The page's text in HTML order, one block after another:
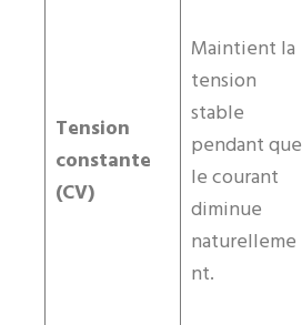
Tension
constante
(CV)
Maintient la
tension
stable
pendant que
le courant
diminue
naturelleme
nt.